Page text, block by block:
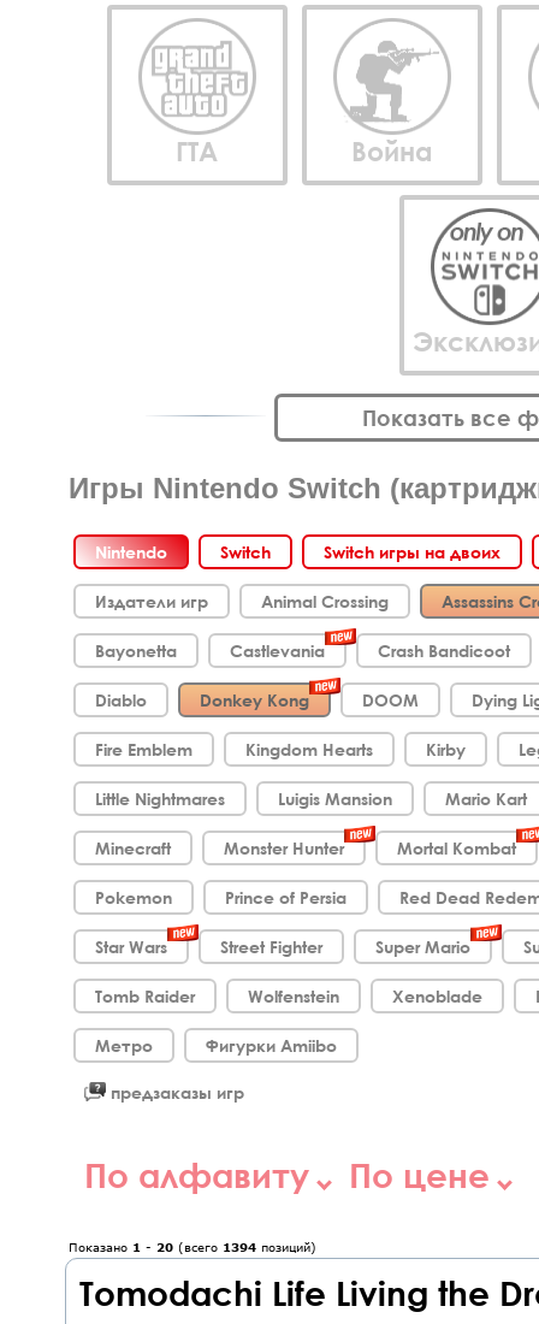
ГТА Война
Показать все
Игры Nintendo Switch
Nintendo Switch Switch игры на двоих
Издатели игр Animal Crossing Assassins
Bayonetta Castlevania Crash Bandicoot
Diablo Donkey Kong DOOM Dying
Fire Emblem Kingdom Hearts Kirby
Little Nightmares Luigis Mansion Mario Kart
Minecraft Monster Hunter Mortal Kombat
Pokemon Prince of Persia Red Dead
Star Wars Street Fighter Super Mario
Tomb Raider Wolfenstein Xenoblade
Метро Фигурки Amiibo
предзаказы игр
По алфавиту По цене
Показано 1 - 20 (всего 1394 позиций)
Tomodachi Life Living the